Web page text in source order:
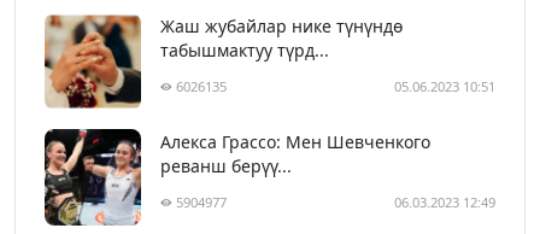
Жаш жубайлар нике түнүндө
табышмактуу түрд...
6026135 05.06.2023 10:51
Алекса Грассо: Мен Шевченкого
реванш берүү...
5904977 06.03.2023 12:49